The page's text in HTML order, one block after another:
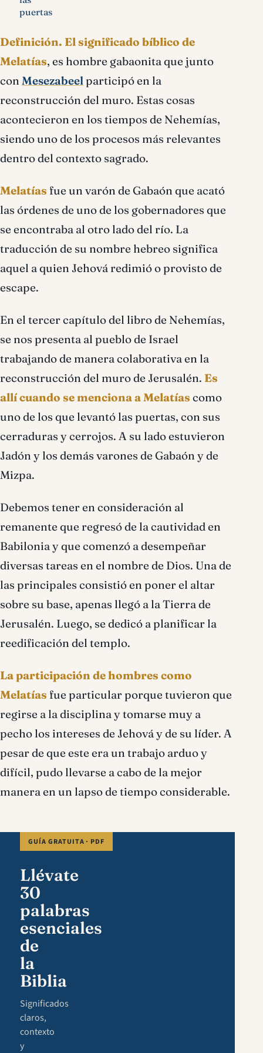
puertas
Definición. El significado bíblico de
Melatías, es hombre gabaonita que junto
con Mesezabeelparticipó en la
reconstrucción del muro. Estas cosas
acontecieron en los tiempos de Nehemías,
siendo uno de los procesos más relevantes
dentro del contexto sagrado.
Melatías fue un varón de Gabaón que acató
las órdenes de uno de los gobernadores que
se encontraba al otro lado del río. La
traducción de su nombre hebreo significa
aquel a quien Jehová redimió o provisto de
escape.
En el tercer capítulo del libro de Nehemías,
se nos presenta al pueblo de Israel
trabajando de manera colaborativa en la
reconstrucción del muro de Jerusalén. Es
allí cuando se menciona a Melatías como
uno de los que levantó las puertas, con sus
cerraduras y cerrojos. A su lado estuvieron
Jadón y los demás varones de Gabaón y de
Mizpa.
Debemos tener en consideración al
remanente que regresó de la cautividad en
Babilonia y que comenzó a desempeñar
diversas tareas en el nombre de Dios. Una de
las principales consistió en poner el altar
sobre su base, apenas llegó a la Tierra de
Jerusalén. Luego, se dedicó a planificar la
reedificación del templo.
La participación de hombres como
Melatías fue particular porque tuvieron que
regirse a la disciplina y tomarse muy a
pecho los intereses de Jehová y de su líder. A
pesar de que este era un trabajo arduo y
difícil, pudo llevarse a cabo de la mejor
manera en un lapso de tiempo considerable.
GUÍA GRATUITA · PDF
Llévate
30
palabras
esenciales
de
la
Biblia
Significados
claros,
contexto
y